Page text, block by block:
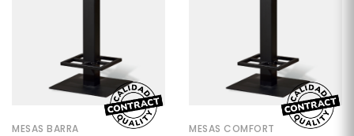
MESAS BARRA MESAS COMFORT